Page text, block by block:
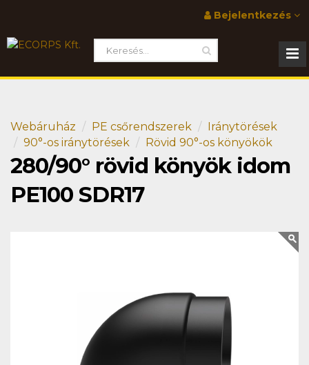
Bejelentkezés
Webáruház PE csőrendszerek
Iránytörések
90°-os iránytörések
Rövid 90°-os könyökök
280/90° rövid könyök idom
PE100 SDR17